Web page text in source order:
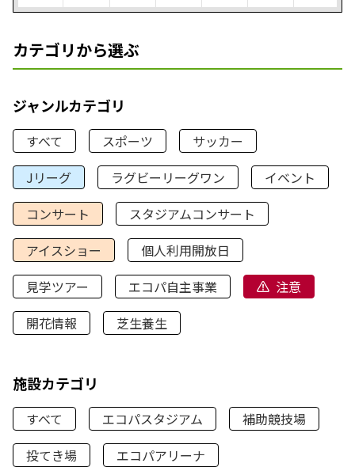
カテゴリから選ぶ
ジャンルカテゴリ
すべて スポーツ
サッカー
Jリーグ
ラグビーリーグワン
イベント
コンサート
スタジアムコンサート
アイスショー
個人利用開放日
見学ツアー
エコパ自主事業
注意
開花情報
芝生養生
施設カテゴリ
すべて エコパスタジアム
補助競技場
投てき場
エコパアリーナ